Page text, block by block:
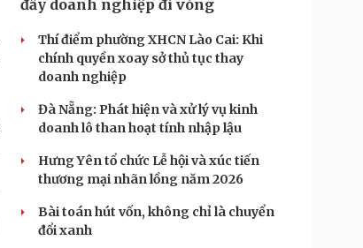
đẩy doanh nghiệp đi vòng
Thí điểm phường XHCN Lào Cai: Khi
chính quyền xoay sở thủ tục thay
doanh nghiệp
Đà Nẵng: Phát hiện và xử lý vụ kinh
doanh lô than hoạt tính nhập lậu
Hưng Yên tổ chức Lễ hội và xúc tiến
thương mại nhãn lồng năm 2026
Bài toán hút vốn, không chỉ là chuyển
đổi xanh